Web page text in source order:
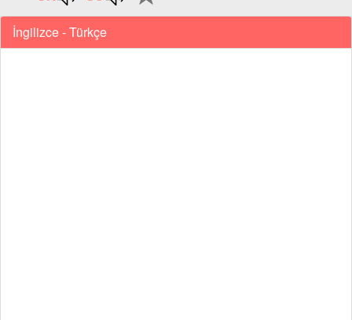
İngilizce - Türkçe